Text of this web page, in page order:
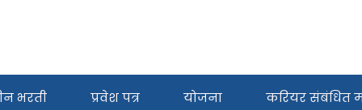
भरती प्रवेश पत्र योजना करियर संबंधित